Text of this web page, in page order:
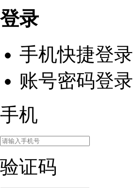
登录
手机快捷登录
账号密码登录
手机
验证码